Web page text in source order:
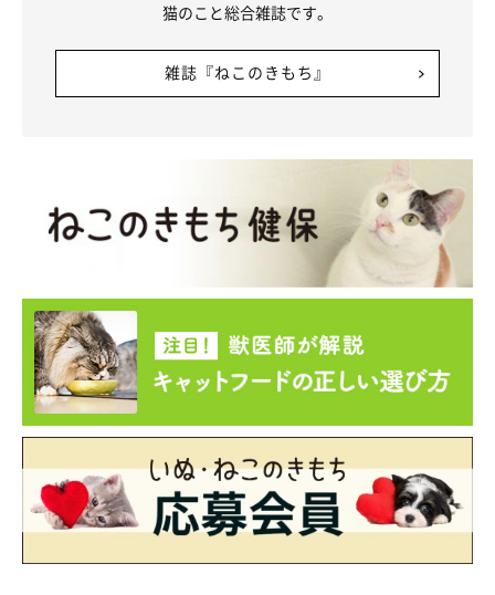
“えあぺろ”するしゃけくん Instagramでも「かわいい」とコメントが
飼い主さん：
「しゃけはふみふみ・ちゅぱちゅぱした余韻のまま、舌だけぺろ
ぺろと動かすしぐさをするんです。“えあぺろ”と呼んでいるので
すが、これがこの上なくかわいくて、飼い主にしか見せないしぐ
さなので特別な尊さも感じます」
猫のこと総合雑誌です。
雑誌『ねこのきもち』